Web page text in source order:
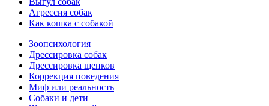
Агрессия собак
Как кошка с собакой
Зоопсихология
Дрессировка собак
Дрессировка щенков
Коррекция поведения
Миф или реальность
Собаки и дети